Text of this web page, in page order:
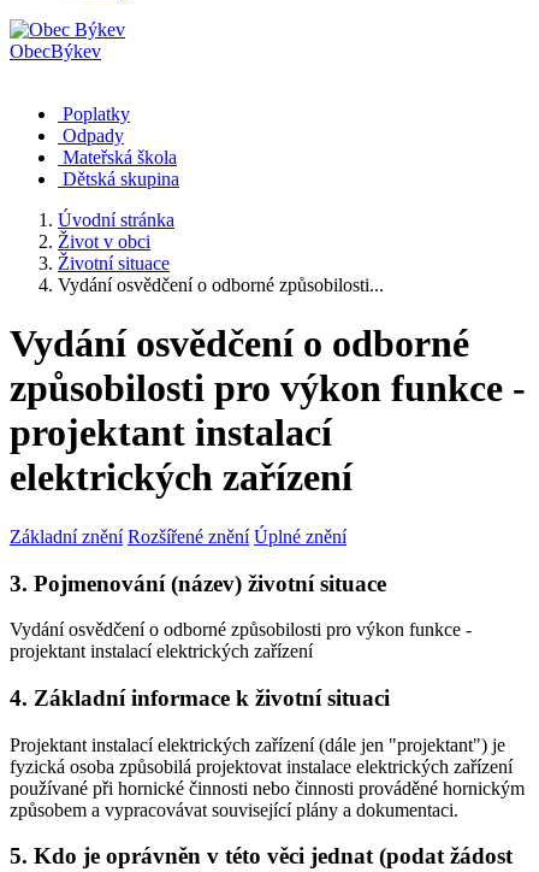
ObecBýkev
Poplatky
Odpady
Mateřská škola
Dětská skupina
Úvodní stránka
Život v obci
Životní situace
Vydání osvědčení o odborné způsobilosti...
Vydání osvědčení o odborné
způsobilosti pro výkon funkce -
projektant instalací
elektrických zařízení
Základní znění Rozšířené znění Úplné znění
3. Pojmenování (název) životní situace
Vydání osvědčení o odborné způsobilosti pro výkon funkce -
projektant instalací elektrických zařízení
4. Základní informace k životní situaci
Projektant instalací elektrických zařízení (dále jen "projektant") je
fyzická osoba způsobilá projektovat instalace elektrických zařízení
používané při hornické činnosti nebo činnosti prováděné hornickým
způsobem a vypracovávat související plány a dokumentaci.
5. Kdo je oprávněn v této věci jednat (podat žádost